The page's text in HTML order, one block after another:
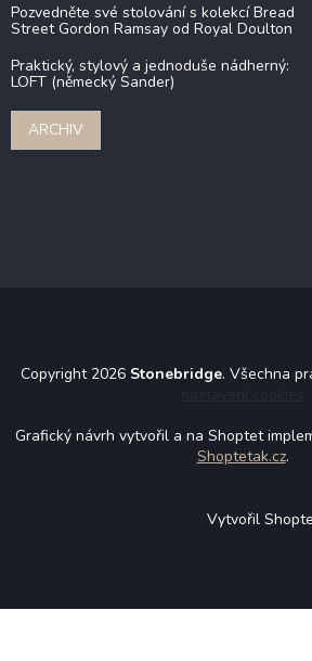
Pozvedněte své stolování s kolekcí Bread
Street Gordon Ramsay od Royal Doulton
Praktický, stylový a jednoduše nádherný:
LOFT (německý Sander)
ARCHIV
Copyright 2026 Stonebridge. Všechna
Grafický návrh vytvořil a na Shoptet
Shoptetak.cz.
Vytvořil